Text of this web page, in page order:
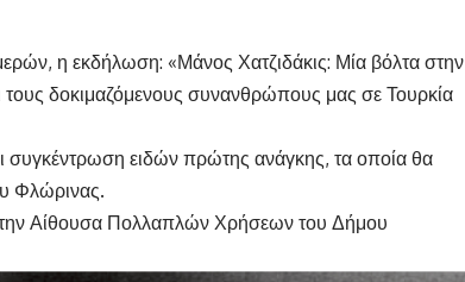
η εκδήλωση: «Μάνος Χατζιδάκις: Μία βόλτα στην
δοκιμαζόμενους συνανθρώπους μας σε Τουρκία
συγκέντρωση ειδών πρώτης ανάγκης, τα οποία θα
Φλώρινας.
Αίθουσα Πολλαπλών Χρήσεων του Δήμου